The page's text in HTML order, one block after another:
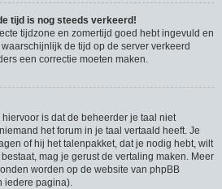
tijd is nog steeds verkeerd!
tijdzone en zomertijd goed hebt ingevuld en
de tijd op de server verkeerd
een correctie moeten maken.
is dat de beheerder je taal niet
het forum in je taal vertaald heeft. Je
of hij het talenpakket, dat je nodig hebt, wilt
mag je gerust de vertaling maken. Meer
worden op de website van phpBB
iedere pagina).